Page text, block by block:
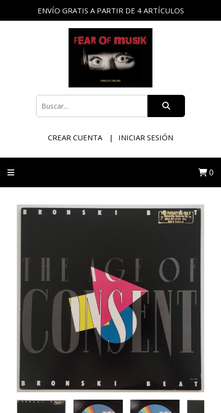
ENVÍO GRATIS A PARTIR DE 4 ARTÍCULOS
CREAR CUENTA INICIAR SESIÓN
0